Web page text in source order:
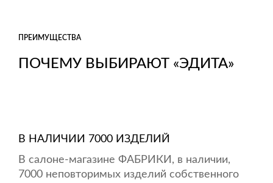
ПОЧЕМУ ВЫБИРАЮТ «ЭДИТА»
ПРЕИМУЩЕСТВА
В НАЛИЧИИ 7000 ИЗДЕЛИЙ
В салоне-магазине ФАБРИКИ, в наличии,
7000 неповторимых изделий собственного